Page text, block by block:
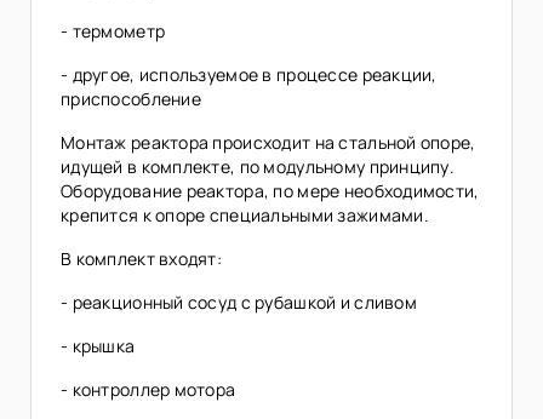
- термометр
- другое, используемое в процессе реакции,
приспособление
Монтаж реактора происходит на стальной опоре,
идущей в комплекте, по модульному принципу.
Оборудование реактора, по мере необходимости,
крепится к опоре специальными зажимами.
В комплект входят:
- реакционный сосуд с рубашкой и сливом
- крышка
- контроллер мотора